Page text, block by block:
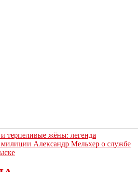
терпеливые жёны: легенда
милиции Александр Мельхер о службе